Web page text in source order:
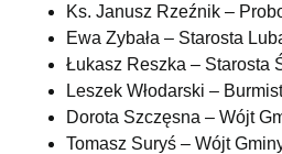
Ks. Janusz Rzeźnik –
Ewa Zybała – Starosta
Łukasz Reszka – Starosta
Leszek Włodarski –
Dorota Szczęsna – Wójt
Tomasz Suryś – Wójt